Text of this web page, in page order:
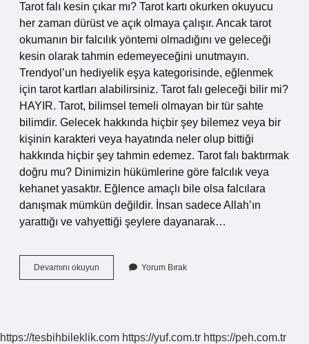
Tarot falı kesin çıkar mı? Tarot kartı okurken okuyucu
her zaman dürüst ve açık olmaya çalışır. Ancak tarot
okumanın bir falcılık yöntemi olmadığını ve geleceği
kesin olarak tahmin edemeyeceğini unutmayın.
Trendyol’un hediyelik eşya kategorisinde, eğlenmek
için tarot kartları alabilirsiniz. Tarot falı geleceği bilir mi?
HAYIR. Tarot, bilimsel temeli olmayan bir tür sahte
bilimdir. Gelecek hakkında hiçbir şey bilemez veya bir
kişinin karakteri veya hayatında neler olup bittiği
hakkında hiçbir şey tahmin edemez. Tarot falı baktırmak
doğru mu? Dinimizin hükümlerine göre falcılık veya
kehanet yasaktır. Eğlence amaçlı bile olsa falcılara
danışmak mümkün değildir. İnsan sadece Allah’ın
yarattığı ve vahyettiği şeylere dayanarak…
Devamını okuyun
Falı
Yorum Bırak
https://tesbihbileklik.com https://yuf.com.tr https://peh.com.tr